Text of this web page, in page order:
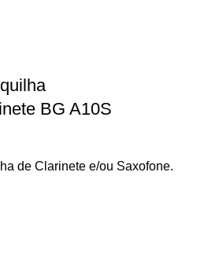
BG A10S
de Clarinete e/ou Saxofone.